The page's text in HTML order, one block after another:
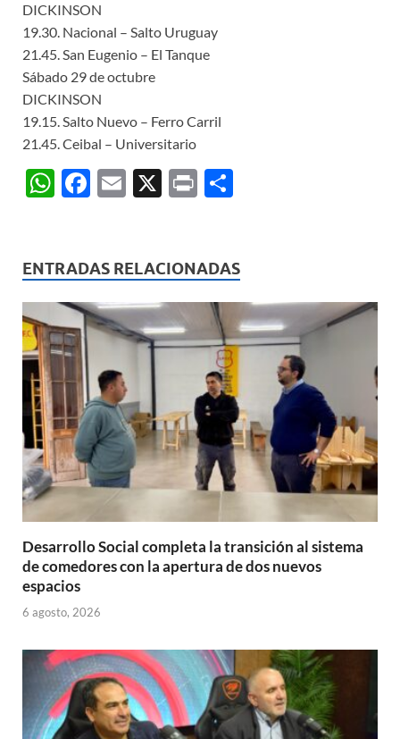
DICKINSON
19.30. Nacional – Salto Uruguay
21.45. San Eugenio – El Tanque
Sábado 29 de octubre
DICKINSON
19.15. Salto Nuevo – Ferro Carril
21.45. Ceibal – Universitario
W
s
A
p
p
F
b
o
o
E
X
P
p
ar
ti
r
ENTRADAS RELACIONADAS
Desarrollo Social completa la transición al sistema
de comedores con la apertura de dos nuevos
espacios
6 agosto, 2026